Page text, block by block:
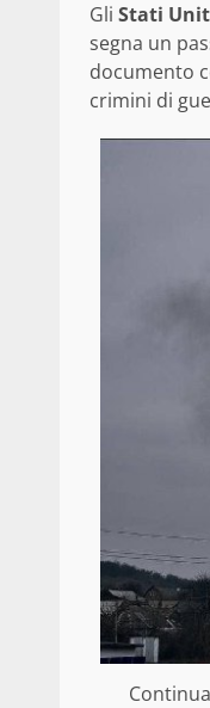
Gli Stati
segna un
documento
crimini di